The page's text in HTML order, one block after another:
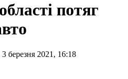
потяг
березня 2021, 16:18